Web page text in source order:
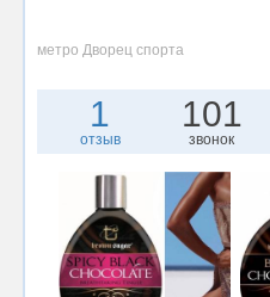
метро Дворец спорта
1
отзыв
101
звонок